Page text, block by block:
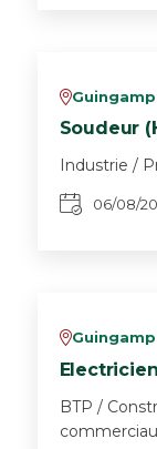
vGuingamp
Soudeur
Industrie /
06/08/
vGuingamp
BTP /